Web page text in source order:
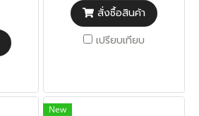
สั่งซื้อสินค้า
เปรียบเทียบ
New